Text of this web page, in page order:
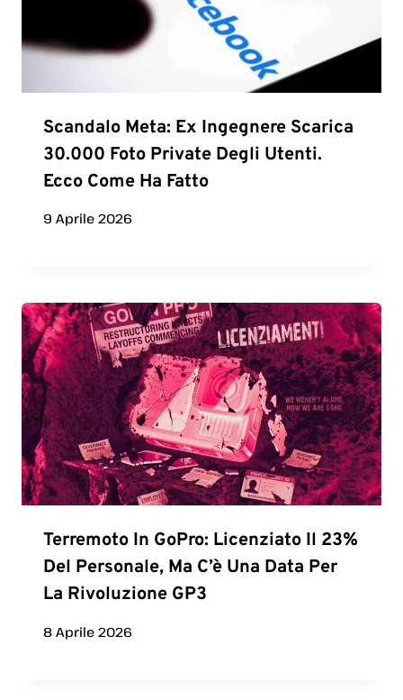
Scandalo Meta: Ex Ingegnere Scarica
30.000 Foto Private Degli Utenti.
Ecco Come Ha Fatto
9 Aprile 2026
Terremoto In GoPro: Licenziato Il 23%
Del Personale, Ma C’è Una Data Per
La Rivoluzione GP3
8 Aprile 2026